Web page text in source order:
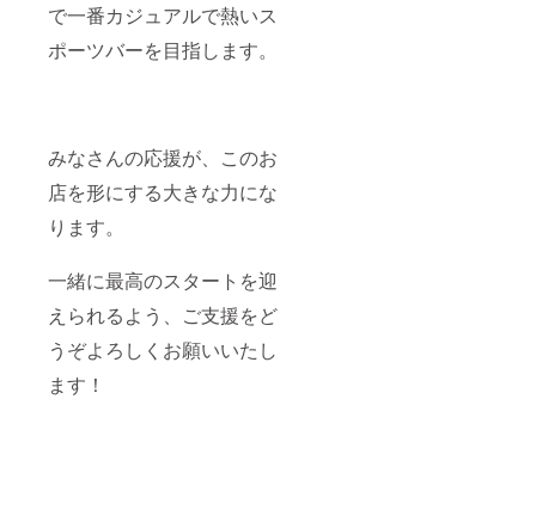
で一番カジュアルで熱いス
ポーツバーを目指します。
みなさんの応援が、このお
店を形にする大きな力にな
ります。
一緒に最高のスタートを迎
えられるよう、ご支援をど
うぞよろしくお願いいたし
ます！